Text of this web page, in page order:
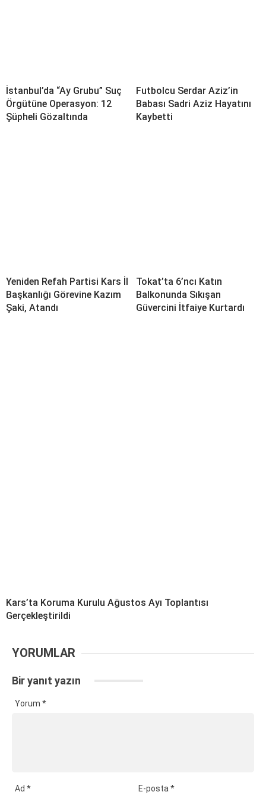
İstanbul’da “Ay Grubu” Suç
Örgütüne Operasyon: 12
Şüpheli Gözaltında
Futbolcu Serdar Aziz’in
Babası Sadri Aziz Hayatını
Kaybetti
Yeniden Refah Partisi Kars İl
Başkanlığı Görevine Kazım
Şaki, Atandı
Tokat’ta 6’ncı Katın
Balkonunda Sıkışan
Güvercini İtfaiye Kurtardı
Kars’ta Koruma Kurulu Ağustos Ayı Toplantısı
Gerçekleştirildi
YORUMLAR
Bir yanıt yazın
Yorum *
Ad * E-posta*